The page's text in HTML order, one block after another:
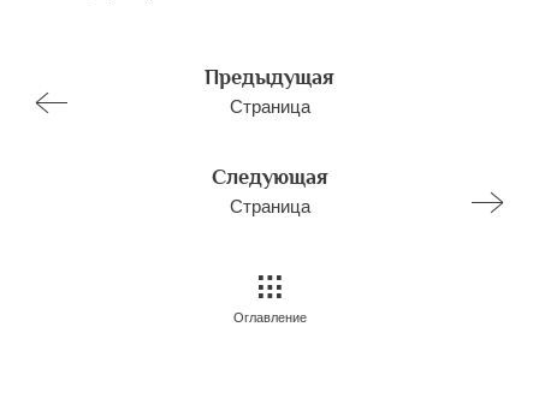
Предыдущая
Страница
Следующая
Страница
Оглавление